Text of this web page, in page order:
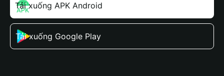
Tải xuống APK Android
Tải xuống Google Play